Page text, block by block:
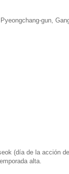
gun,
(día de la acción de
alta.